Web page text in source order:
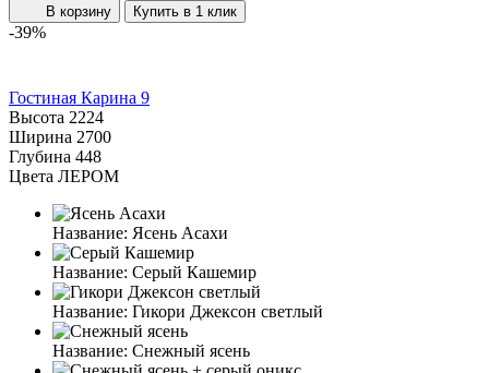
В корзину Купить в 1 клик
-39%
Гостиная Карина 9
Высота 2224
Ширина 2700
Глубина 448
Цвета ЛЕРОМ
Название: Ясень Асахи
Название: Серый Кашемир
Название: Гикори Джексон светлый
Название: Снежный ясень